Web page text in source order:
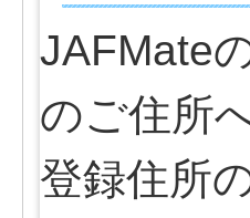
JAFMate
のご住所
登録住所